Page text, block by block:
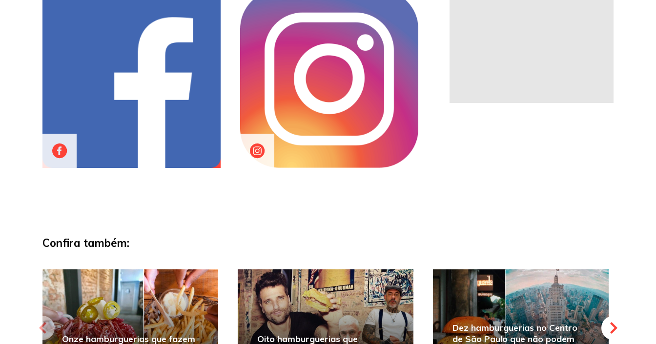
Confira também:
Onze hamburguerias que fazem Oito hamburguerias que
Dez hamburguerias no Centro
de São Paulo que não podem